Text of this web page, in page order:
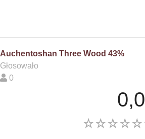
Auchentoshan Three Wood 43%
Głosowało
0
0,0